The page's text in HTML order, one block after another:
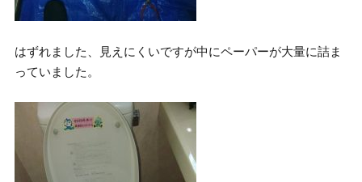
はずれました、見えにくいですが中にペーパーが大量に詰ま
っていました。